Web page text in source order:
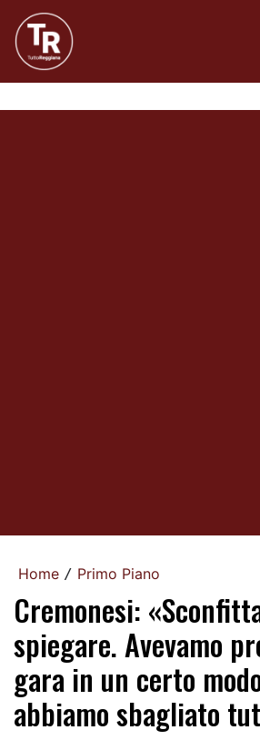
Home / Primo Piano
Cremonesi:
spiegare. Avevamo
gara in un certo
abbiamo sbagliato